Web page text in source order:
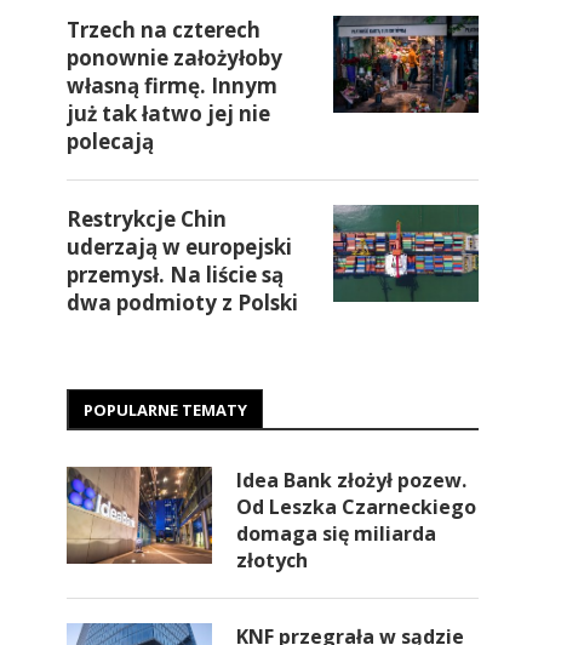
Trzech na czterech
ponownie założyłoby
własną firmę. Innym
już tak łatwo jej nie
polecają
Restrykcje Chin
uderzają w europejski
przemysł. Na liście są
dwa podmioty z Polski
POPULARNE TEMATY
Idea Bank złożył pozew.
Od Leszka Czarneckiego
domaga się miliarda
złotych
KNF przegrała w sądzie